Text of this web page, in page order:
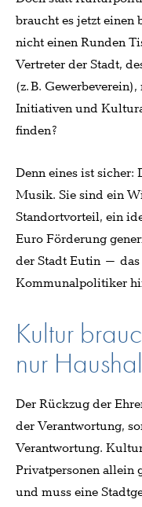
braucht es jetzt einen
nicht einen Runden
Vertreter der Stadt,
(z. B.
Initiativen und
finden?
Denn eines ist sicher:
Musik. Sie sind ein
Standortvorteil, ein
Euro Förderung
der Stadt Eutin –
Kommunalpolitiker
Kultur
nur
Der Rückzug der
der Verantwortung,
Verantwortung.
Privatpersonen allein
und muss eine